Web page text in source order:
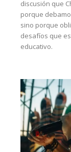
discusión que
porque
sino porque
desafíos que
educativo.